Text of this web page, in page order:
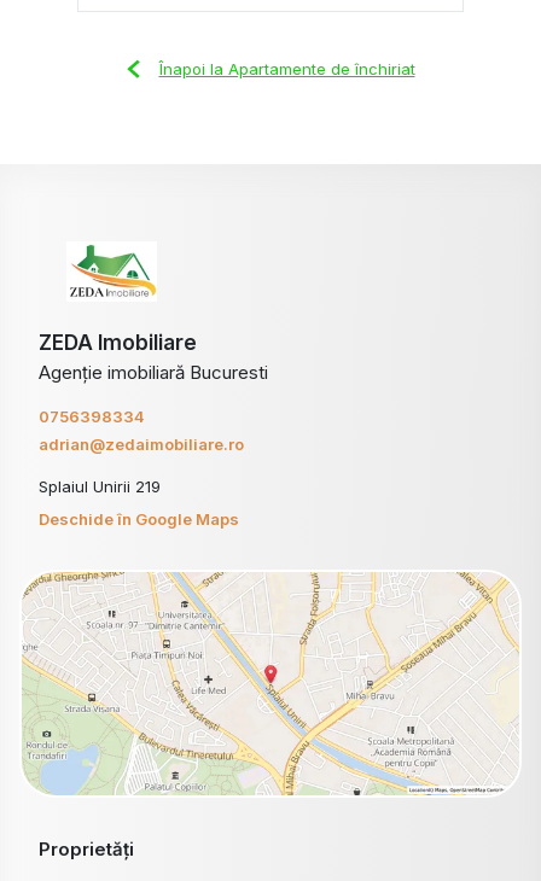
Înapoi la Apartamente de închiriat
ZEDA Imobiliare
Agenție imobiliară Bucuresti
0756398334
adrian@zedaimobiliare.ro
Splaiul Unirii 219
Deschide în Google Maps
Proprietăți